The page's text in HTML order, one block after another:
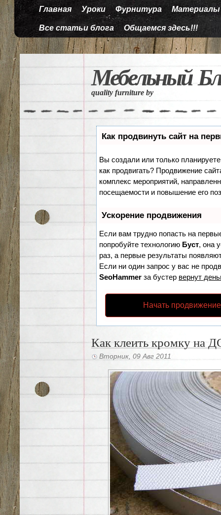
Главная Уроки Фурнитура Материалы
Все статьи блога Общаемся здесь!!!
Мебельный
quality furniture by
Как продвинуть сайт на
Вы создали или только
как продвигать? Продвижение
комплекс мероприятий,
посещаемости и повышение его
Ускорение продвижения
Если вам трудно попасть на
попробуйте технологию Буст, она
раз, а первые результаты
Если ни один запрос у вас не
SeoHammer за бустер вернут
Начать
Как клеить кромку на
Вторник, 09 Авг 2011